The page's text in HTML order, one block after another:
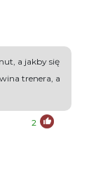
a jakby się
trenera, a
2